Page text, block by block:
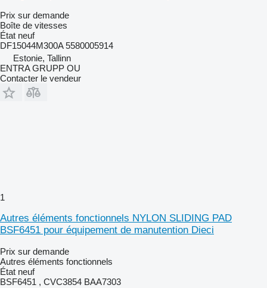
Prix sur demande
Boîte de vitesses
État neuf
DF15044M300A 5580005914
Estonie, Tallinn
ENTRA GRUPP OU
Contacter le vendeur
1
Autres éléments fonctionnels NYLON SLIDING PAD
BSF6451 pour équipement de manutention Dieci
Prix sur demande
Autres éléments fonctionnels
État neuf
BSF6451 , CVC3854 BAA7303